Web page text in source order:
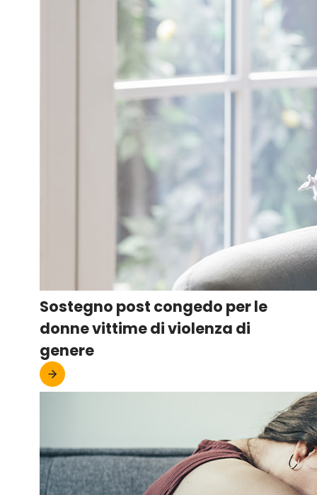
Sostegno post congedo per le
donne vittime di violenza di
genere